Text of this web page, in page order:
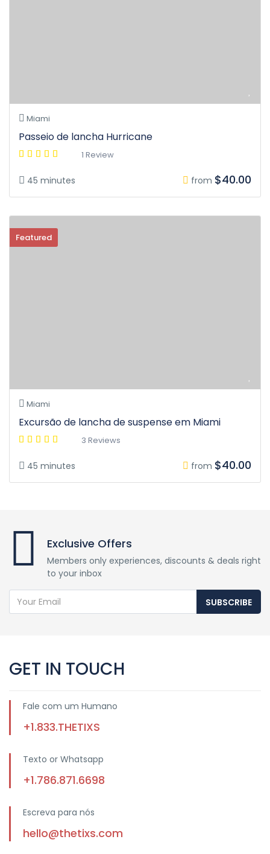
Miami
Passeio de lancha Hurricane
1 Review
45 minutes from $40.00
Featured
Miami
Excursão de lancha de suspense em Miami
3 Reviews
45 minutes from $40.00
Exclusive Offers
Members only experiences, discounts & deals right
to your inbox
SUBSCRIBE
GET IN TOUCH
Fale com um Humano
+1.833.THETIXS
Texto or Whatsapp
+1.786.871.6698
Escreva para nós
hello@thetixs.com